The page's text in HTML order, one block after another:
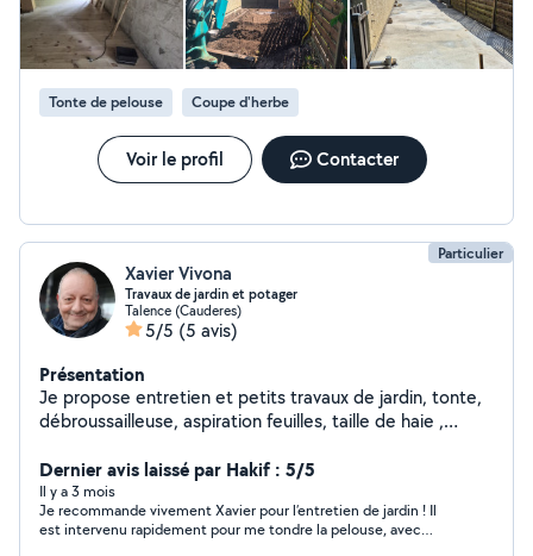
Tonte de pelouse Coupe d'herbe
Voir le profil Contacter
Particulier
Xavier Vivona
Travaux de jardin et potager
Talence (Cauderes)
5/5 (5 avis)
Présentation
Je propose entretien et petits travaux de jardin, tonte,
débroussailleuse, aspiration feuilles, taille de haie ,
potager.
Dernier avis laissé par Hakif : 5/5
Il y a 3 mois
Je recommande vivement Xavier pour l’entretien de jardin ! Il
est intervenu rapidement pour me tondre la pelouse, avec